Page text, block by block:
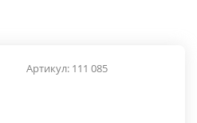
Артикул: 111 085